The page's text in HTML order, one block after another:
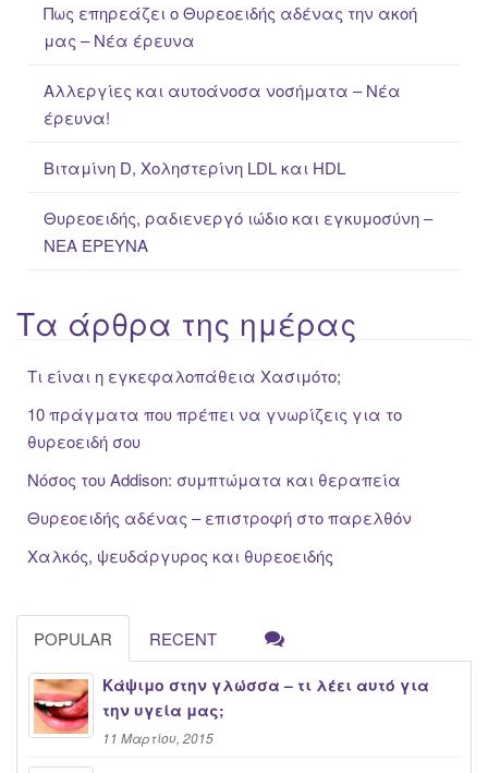
Πως επηρεάζει ο Θυρεοειδής αδένας την ακοή
μας – Νέα έρευνα
Αλλεργίες και αυτοάνοσα νοσήματα – Νέα
έρευνα!
Βιταμίνη D, Χοληστερίνη LDL και HDL
Θυρεοειδής, ραδιενεργό ιώδιο και εγκυμοσύνη –
ΝΕΑ ΈΡΕΥΝΑ
Τα άρθρα της ημέρας
Τι είναι η εγκεφαλοπάθεια Χασιμότο;
10 πράγματα που πρέπει να γνωρίζεις για το
θυρεοειδή σου
Νόσος του Addison: συμπτώματα και θεραπεία
Θυρεοειδής αδένας – επιστροφή στο παρελθόν
Χαλκός, ψευδάργυρος και θυρεοειδής
POPULAR RECENT
Κάψιμο στην γλώσσα – τι λέει αυτό για
την υγεία μας;
11 Μαρτίου, 2015